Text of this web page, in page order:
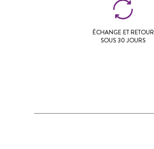
ÉCHANGE ET RETOUR
SOUS 30 JOURS